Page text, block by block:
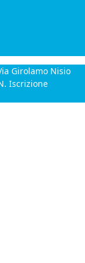
Girolamo Nisio
Iscrizione